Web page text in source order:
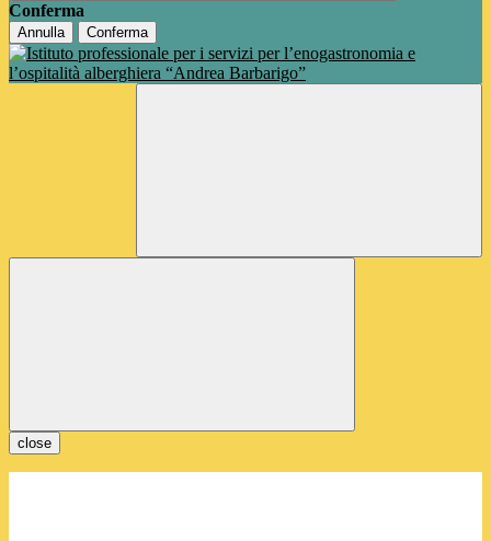
Conferma
Annulla Conferma
close